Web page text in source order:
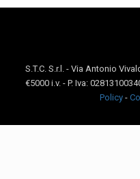
S.T.C. S.r.l. - Via Antonio
€5000 i.v. - P. Iva:
Policy -